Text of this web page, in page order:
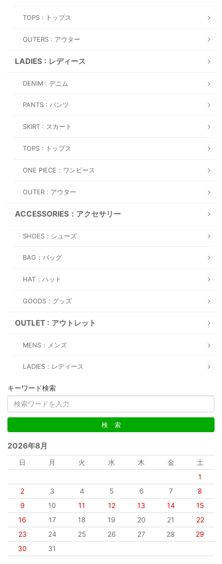
TOPS : トップス
OUTERS : アウター
LADIES : レディース
DENIM : デニム
PANTS : パンツ
SKIRT : スカート
TOPS : トップス
ONE PIECE：ワンピース
OUTER : アウター
ACCESSORIES：アクセサリー
SHOES：シューズ
BAG：バッグ
HAT：ハット
GOODS：グッズ
OUTLET : アウトレット
MENS：メンズ
LADIES：レディース
キーワード検索
2026年8月
日 月 火 水 木 金
土
1
2
3 4 5 6 7
8
9
10 11 12 13 14
15
16
17 18 19 20 21
22
23
24 25 26 27 28
29
30
31